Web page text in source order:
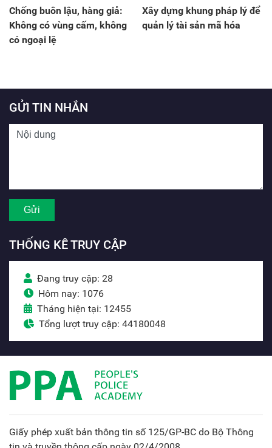
Chống buôn lậu, hàng giả:
Không có vùng cấm, không
có ngoại lệ
Xây dựng khung pháp lý để
quản lý tài sản mã hóa
GỬI TIN NHẮN
THỐNG KÊ TRUY CẬP
Đang truy cập: 28
Hôm nay: 1076
Tháng hiện tại: 12455
Tổng lượt truy cập: 44180048
Giấy phép xuất bản thông tin số 125/GP-BC do Bộ Thông